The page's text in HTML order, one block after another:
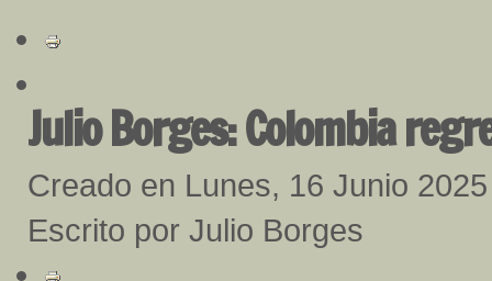
Julio Borges: Colombia
Creado en Lunes, 16 Junio 2025
Escrito por Julio Borges